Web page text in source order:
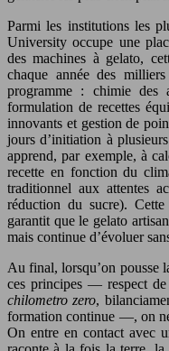
Parmi les institutions les
University occupe une
des machines à gelato,
chaque année des
programme : chimie des
formulation de recettes
innovants et gestion de
jours d’initiation à
apprend, par exemple, à
recette en fonction du
traditionnel aux attentes
réduction du sucre).
garantit que le gelato
mais continue d’évoluer
Au final, lorsqu’on pousse
ces principes — respect de
chilometro zero,
formation continue —, on
On entre en contact avec